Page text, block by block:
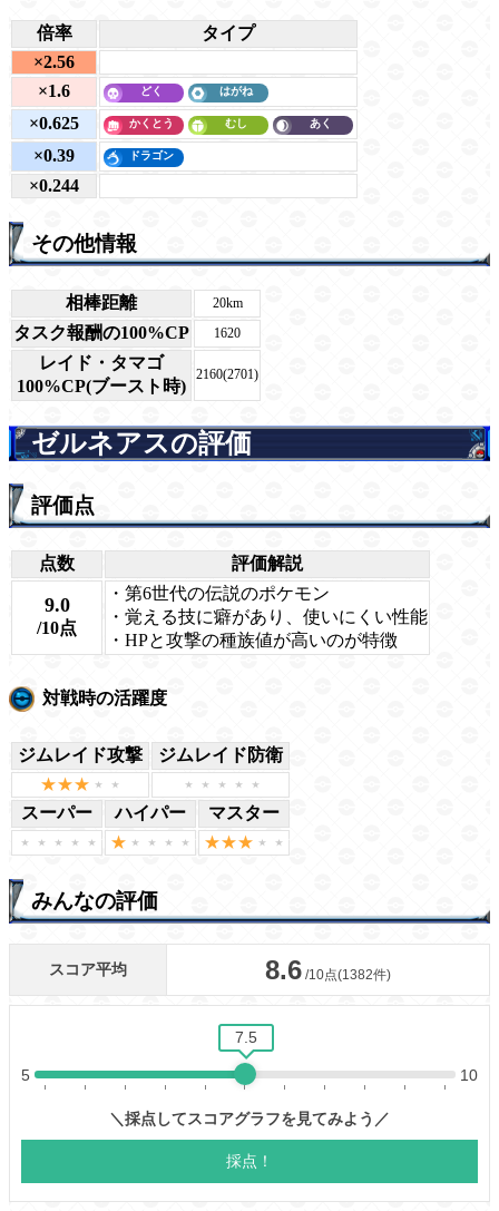
倍率
タイプ
×2.56
×1.6
×0.625
×0.39
×0.244
その他情報
相棒距離 20km
タスク報酬の100%CP 1620
レイド・タマゴ
100%CP(ブースト時)
2160(2701)
ゼルネアスの評価
評価点
点数 評価解説
9.0
/10点
・第6世代の伝説のポケモン
・覚える技に癖があり、使いにくい性能
・HPと攻撃の種族値が高いのが特徴
対戦時の活躍度
ジムレイド攻撃 ジムレイド防衛
スーパー ハイパー マスター
みんなの評価